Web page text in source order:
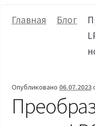
Главная Блог
Опубликовано 06.07.2023